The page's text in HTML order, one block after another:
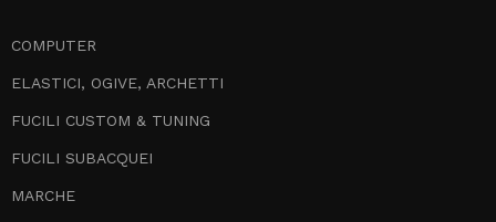
COMPUTER
ELASTICI, OGIVE, ARCHETTI
FUCILI CUSTOM & TUNING
FUCILI SUBACQUEI
MARCHE